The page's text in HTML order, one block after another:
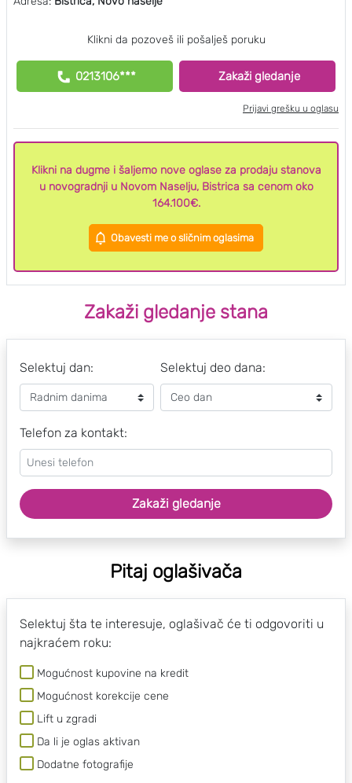
Klikni da pozoveš ili pošalješ poruku
0213106*** Zakaži gledanje
Prijavi grešku u oglasu
Klikni na dugme i šaljemo nove oglase za prodaju stanova
u novogradnji u Novom Naselju, Bistrica sa cenom oko
164.100€.
Obavesti me o sličnim oglasima
Zakaži gledanje stana
Selektuj dan: Selektuj deo dana:
Telefon za kontakt:
Zakaži gledanje
Pitaj oglašivača
Selektuj šta te interesuje, oglašivač će ti odgovoriti u
najkraćem roku:
Mogućnost kupovine na kredit
Mogućnost korekcije cene
Lift u zgradi
Da li je oglas aktivan
Dodatne fotografije